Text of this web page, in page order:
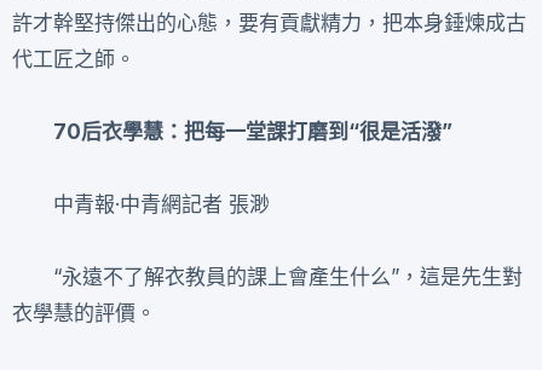
許才幹堅持傑出的心態，要有貢獻精力，把本身錘煉成古
代工匠之師。
70后衣學慧：把每一堂課打磨到“很是活潑”
中青報·中青網記者 張渺
“永遠不了解衣教員的課上會產生什么”，這是先生對
衣學慧的評價。